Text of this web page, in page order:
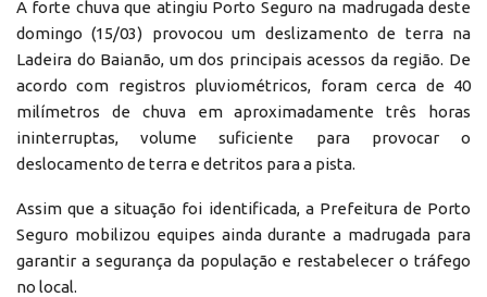
A forte chuva que atingiu Porto Seguro na madrugada deste
domingo (15/03) provocou um deslizamento de terra na
Ladeira do Baianão, um dos principais acessos da região. De
acordo com registros pluviométricos, foram cerca de 40
milímetros de chuva em aproximadamente três horas
ininterruptas, volume suficiente para provocar o
deslocamento de terra e detritos para a pista.
Assim que a situação foi identificada, a Prefeitura de Porto
Seguro mobilizou equipes ainda durante a madrugada para
garantir a segurança da população e restabelecer o tráfego
no local.